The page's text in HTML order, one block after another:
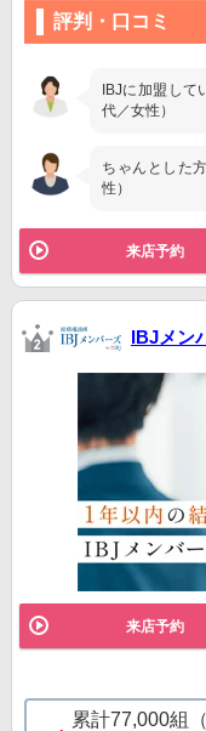
評判・口コミ
IBJに加盟して
代／女性）
ちゃんとした
性）
来店予約
IBJメン
来店予約
累計77,000組